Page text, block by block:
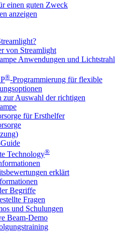
einen guten Zweck
anzeigen
von Streamlight
Anwendungen und Lichtstrahl
®-Programmierung für flexible
zur Auswahl der richtigen
für Ersthelfer
Technology®
erklärt
Begriffe
Fragen
und Schulungen
Beam-Demo